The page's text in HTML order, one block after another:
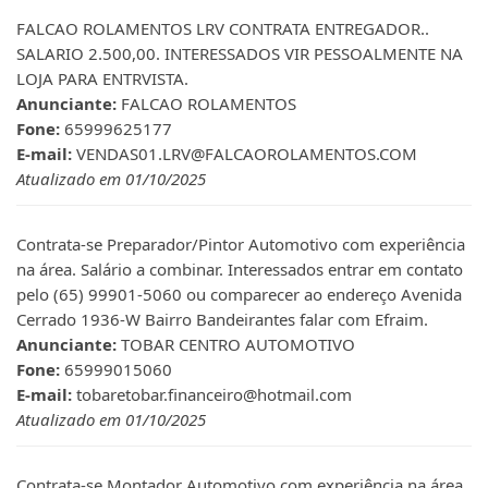
FALCAO ROLAMENTOS LRV CONTRATA ENTREGADOR..
SALARIO 2.500,00. INTERESSADOS VIR PESSOALMENTE NA
LOJA PARA ENTRVISTA.
Anunciante: FALCAO ROLAMENTOS
Fone: 65999625177
E-mail: VENDAS01.LRV@FALCAOROLAMENTOS.COM
Atualizado em 01/10/2025
Contrata-se Preparador/Pintor Automotivo com experiência
na área. Salário a combinar. Interessados entrar em contato
pelo (65) 99901-5060 ou comparecer ao endereço Avenida
Cerrado 1936-W Bairro Bandeirantes falar com Efraim.
Anunciante: TOBAR CENTRO AUTOMOTIVO
Fone: 65999015060
E-mail: tobaretobar.financeiro@hotmail.com
Atualizado em 01/10/2025